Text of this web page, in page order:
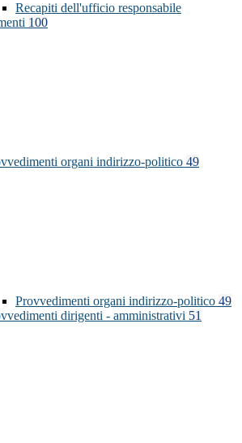
Recapiti dell'ufficio responsabile
100
organi indirizzo-politico 49
Provvedimenti organi indirizzo-politico 49
dirigenti - amministrativi 51